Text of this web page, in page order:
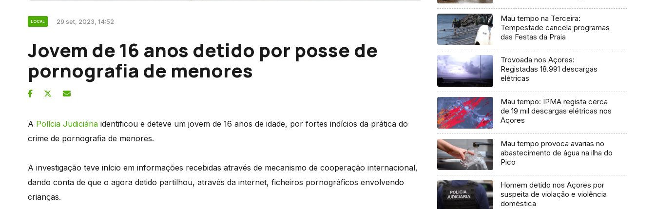
LOCAL 29 set, 2023, 14:52
Jovem de 16 anos detido por posse de
pornografia de menores
A Polícia Judiciária identificou e deteve um jovem de 16 anos de idade, por fortes indícios da prática do
crime de pornografia de menores.
A investigação teve início em informações recebidas através de mecanismo de cooperação internacional,
dando conta de que o agora detido partilhou, através da internet, ficheiros pornográficos envolvendo
crianças.
Mau tempo na Terceira:
Tempestade cancela programas
das Festas da Praia
Trovoada nos Açores:
Registadas 18.991 descargas
elétricas
Mau tempo: IPMA regista cerca
de 19 mil descargas elétricas nos
Açores
Mau tempo provoca avarias no
abastecimento de água na ilha do
Pico
Homem detido nos Açores por
suspeita de violação e violência
doméstica